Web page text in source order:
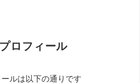
ロフィール
ルは以下の通りです